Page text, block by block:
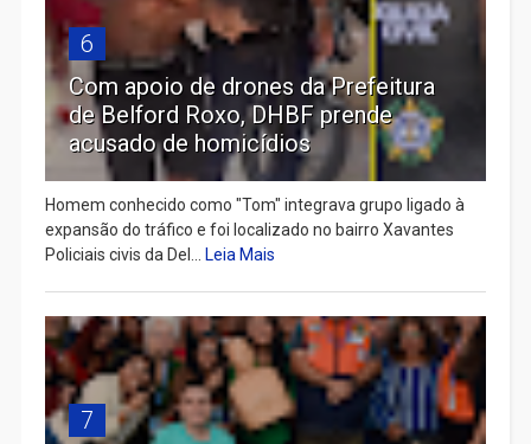
6
Com apoio de drones da Prefeitura
de Belford Roxo, DHBF prende
acusado de homicídios
Homem conhecido como "Tom" integrava grupo ligado à
expansão do tráfico e foi localizado no bairro Xavantes
Policiais civis da Del... Leia Mais
7